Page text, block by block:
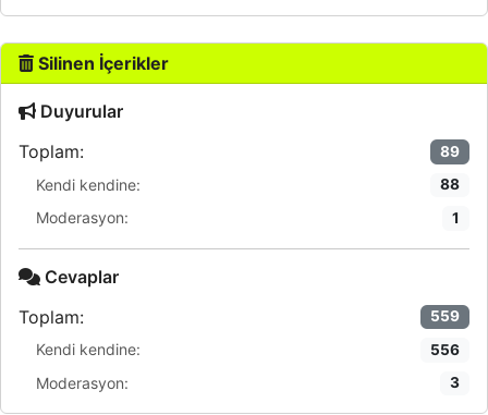
Silinen İçerikler
Duyurular
Toplam:
89
Kendi kendine: 88
Moderasyon: 1
Cevaplar
Toplam:
559
Kendi kendine: 556
Moderasyon: 3